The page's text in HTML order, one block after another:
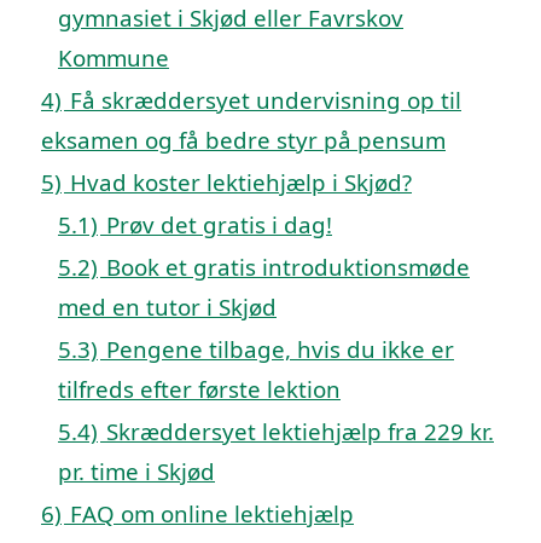
gymnasiet i Skjød eller Favrskov
Kommune
4) Få skræddersyet undervisning op til
eksamen og få bedre styr på pensum
5) Hvad koster lektiehjælp i Skjød?
5.1) Prøv det gratis i dag!
5.2) Book et gratis introduktionsmøde
med en tutor i Skjød
5.3) Pengene tilbage, hvis du ikke er
tilfreds efter første lektion
5.4) Skræddersyet lektiehjælp fra 229 kr.
pr. time i Skjød
6) FAQ om online lektiehjælp